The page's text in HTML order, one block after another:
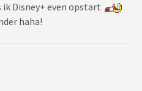
Disney+ even opstart
haha!